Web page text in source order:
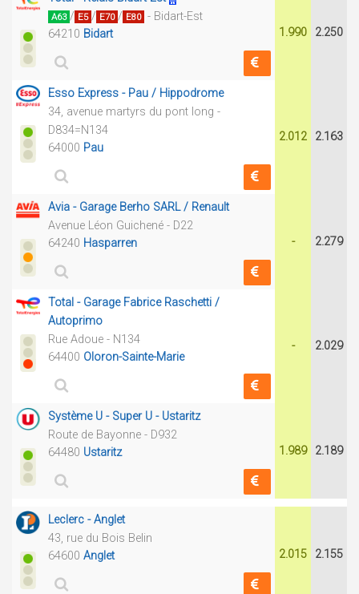
A63 / E5 / E70 / E80 - Bidart-Est
64210 Bidart 1.990 2.250
Esso Express - Pau / Hippodrome
34, avenue martyrs du pont long -
D834=N134
64000 Pau
2.012 2.163
Avia - Garage Berho SARL / Renault
Avenue Léon Guichené - D22
64240 Hasparren - 2.279
Total - Garage Fabrice Raschetti /
Autoprimo
Rue Adoue - N134
64400 Oloron-Sainte-Marie
- 2.029
Système U - Super U - Ustaritz
Route de Bayonne - D932
64480 Ustaritz 1.989 2.189
Leclerc - Anglet
43, rue du Bois Belin
64600 Anglet 2.015 2.155